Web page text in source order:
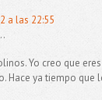
a las 22:55
Yo creo que
Hace ya tiempo que